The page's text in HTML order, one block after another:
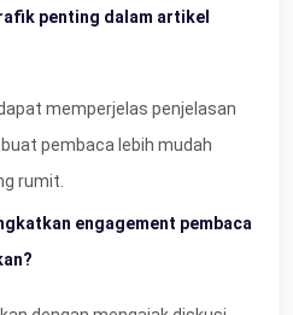
penting dalam artikel
memperjelas penjelasan
pembaca lebih mudah
rumit.
engagement pembaca